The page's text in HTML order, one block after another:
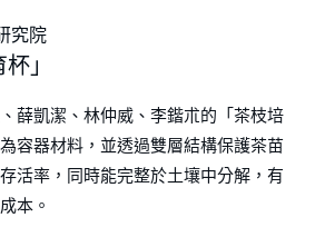
究院
」
薛凱潔、林仲威、李鍇朮的「茶枝培
容器材料，並透過雙層結構保護茶苗
活率，同時能完整於土壤中分解，有
本。